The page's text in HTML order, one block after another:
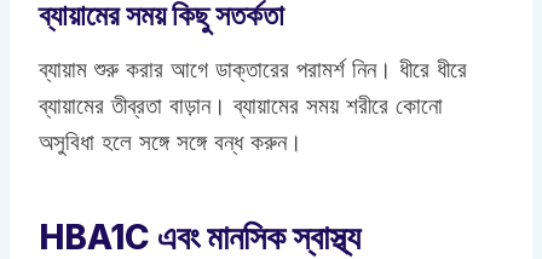
ব্যায়ামের সময় কিছু সতর্কতা
ব্যায়াম শুরু করার আগে ডাক্তারের পরামর্শ নিন। ধীরে ধীরে
ব্যায়ামের তীব্রতা বাড়ান। ব্যায়ামের সময় শরীরে কোনো
অসুবিধা হলে সঙ্গে সঙ্গে বন্ধ করুন।
HBA1C এবং মানসিক স্বাস্থ্য